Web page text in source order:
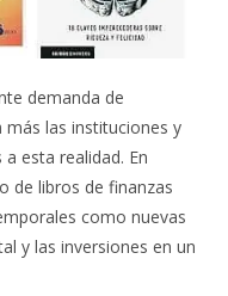
demanda de
más las instituciones y
esta realidad. En
de libros de finanzas
como nuevas
y las inversiones en un